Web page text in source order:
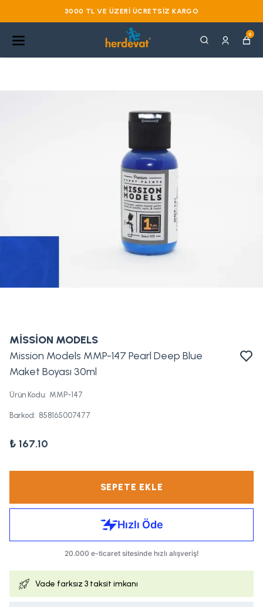
3000 TL VE ÜZERI ÜCRETSIZ KARGO
0
MİSSİON MODELS
Mission Models MMP-147 Pearl Deep Blue
Maket Boyası 30ml
Ürün Kodu: MMP-147
Barkod: 858165007477
₺ 167.10
SEPETE EKLE
Vade farksız 3 taksit imkanı